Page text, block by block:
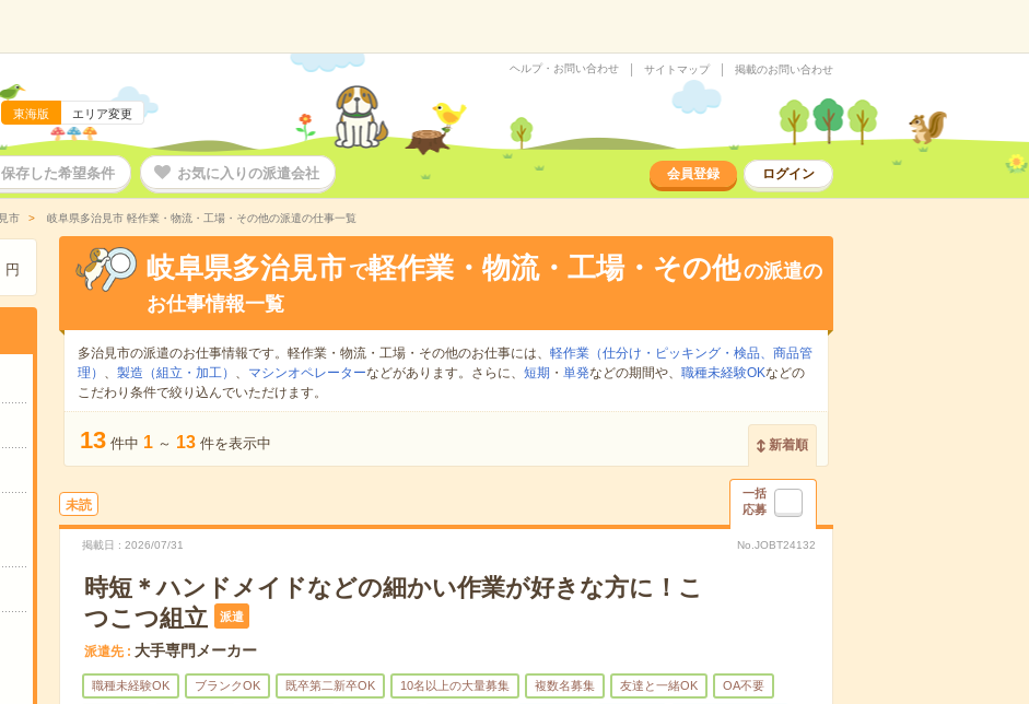
東海版 エリア変更
ヘルプ・お問い合わせ サイトマップ 掲載のお問い合わせ
保存した希望条件 お気に入りの派遣会社 会員登録 ログイン
市 岐阜県多治見市 軽作業・物流・工場・その他の派遣の仕事一覧
円 岐阜県多治見市 で軽作業・物流・工場・その他の派遣の
お仕事情報一覧
多治見市の派遣のお仕事情報です。軽作業・物流・工場・その他のお仕事には、 軽作業（仕分け・ピッキング・検品、商品管
理） 、 製造（組立・加工） 、 マシンオペレーターなどがあります。さらに、 短期 ・ 単発などの期間や、 職種未経験OKなどの
こだわり条件で絞り込んでいただけます。
13 件中 1 ～ 13 件を表示中 新着順
未読
一括
応募
掲載日 2026/07/31 No.JOBT24132
時短＊ハンドメイドなどの細かい作業が好きな方に！こ
つこつ組立
派遣
派遣先 大手専門メーカー
職種未経験OK ブランクOK 既卒第二新卒OK 10名以上の大量募集 複数名募集 友達と一緒OK OA不要